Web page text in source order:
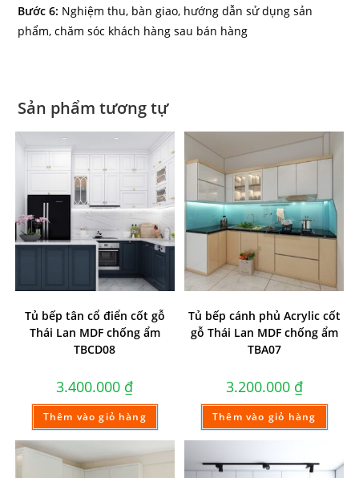
Bước 6: Nghiệm thu, bàn giao, hướng dẫn sử dụng sản
phẩm, chăm sóc khách hàng sau bán hàng
Sản phẩm tương tự
Tủ bếp tân cổ điển cốt gỗ
Thái Lan MDF chống ẩm
TBCD08
3.400.000 ₫
Thêm vào giỏ hàng
Tủ bếp cánh phủ Acrylic cốt
gỗ Thái Lan MDF chống ẩm
TBA07
3.200.000 ₫
Thêm vào giỏ hàng